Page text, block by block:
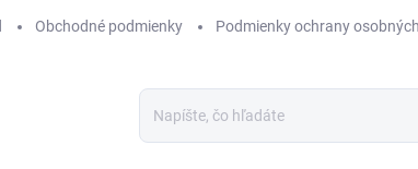
Obchodné podmienky Podmienky ochrany